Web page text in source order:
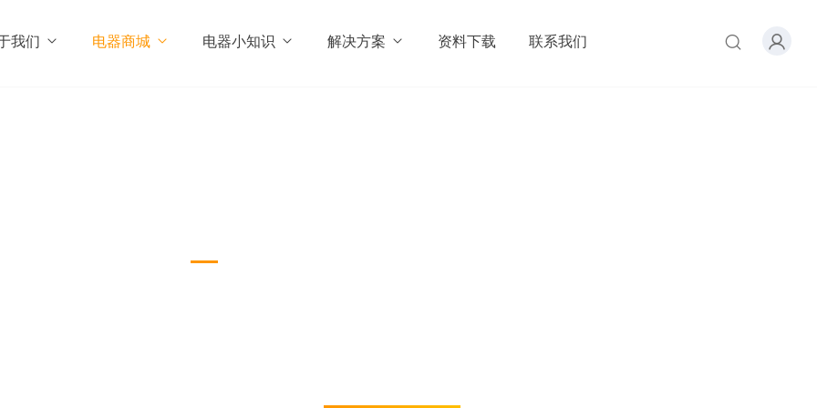
我们 电器商城 电器小知识 解决方案 资料下载 联系我们